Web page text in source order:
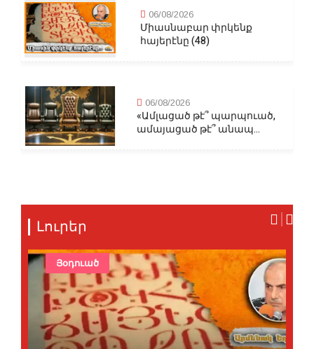
06/08/2026
Միասնաբար փրկենք
հայերէնը (48)
06/08/2026
«Ամլացած թէ՞ պարպուած,
ամայացած թէ՞ անապ...
Լուրեր
Յօդուած